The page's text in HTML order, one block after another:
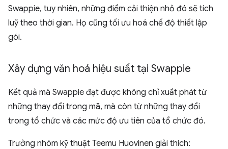
Swappie, tuy nhiên, những điểm cải thiện nhỏ đó sẽ tích
luỹ theo thời gian. Họ cũng tối ưu hoá chế độ thiết lập
gói.
Xây dựng văn hoá hiệu suất tại Swappie
Kết quả mà Swappie đạt được không chỉ xuất phát từ
những thay đổi trong mã, mà còn từ những thay đổi
trong tổ chức và các mức độ ưu tiên của tổ chức đó.
Trưởng nhóm kỹ thuật Teemu Huovinen giải thích: